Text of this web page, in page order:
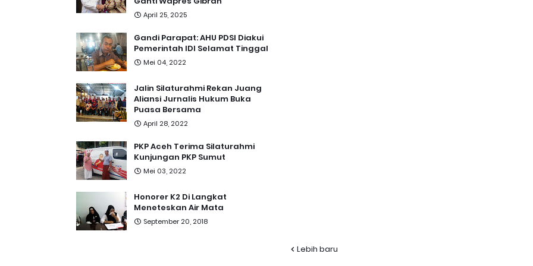
Lebih baru
April 25, 2025
Gandi Parapat: AHU PDSI Diakui
Pemerintah IDI Selamat Tinggal
Mei 04, 2022
Jalin Silaturahmi Rekan Juang
Aliansi Jurnalis Hukum Buka
Puasa Bersama
April 28, 2022
PKP Aceh Terima Silaturahmi
Kunjungan PKP Sumut
Mei 03, 2022
Honorer K2 Di Langkat
Meneteskan Air Mata
September 20, 2018